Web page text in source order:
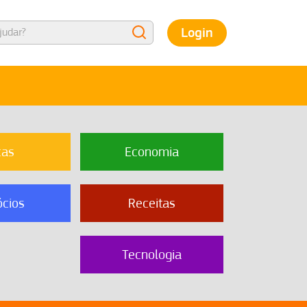
Login
Economia
Receitas
Tecnologia